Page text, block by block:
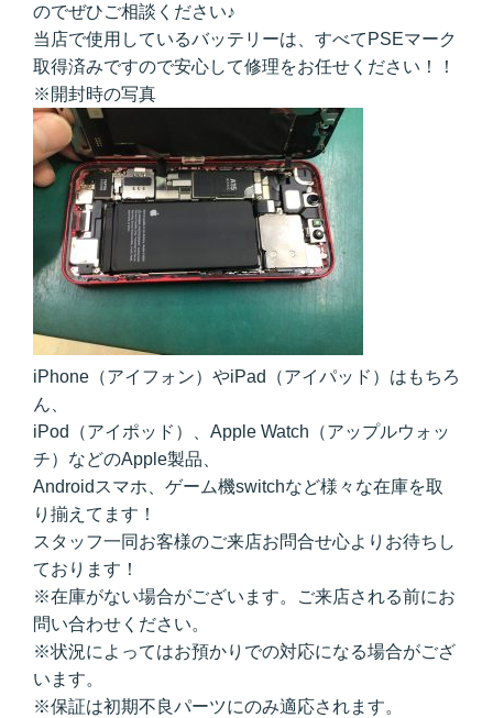
のでぜひご相談ください♪
当店で使用しているバッテリーは、すべてPSEマーク
取得済みですので安心して修理をお任せください！！
※開封時の写真
iPhone（アイフォン）やiPad（アイパッド）はもちろ
ん、
iPod（アイポッド）、Apple Watch（アップルウォッ
チ）などのApple製品、
Androidスマホ、ゲーム機switchなど様々な在庫を取
り揃えてます！
スタッフ一同お客様のご来店お問合せ心よりお待ちし
ております！
※在庫がない場合がございます。ご来店される前にお
問い合わせください。
※状況によってはお預かりでの対応になる場合がござ
います。
※保証は初期不良パーツにのみ適応されます。